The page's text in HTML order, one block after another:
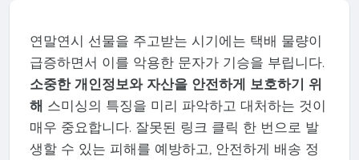
연말연시 선물을 주고받는 시기에는 택배 물량이
급증하면서 이를 악용한 문자가 기승을 부립니다.
소중한 개인정보와 자산을 안전하게 보호하기 위
해 스미싱의 특징을 미리 파악하고 대처하는 것이
매우 중요합니다. 잘못된 링크 클릭 한 번으로 발
생할 수 있는 피해를 예방하고, 안전하게 배송 정